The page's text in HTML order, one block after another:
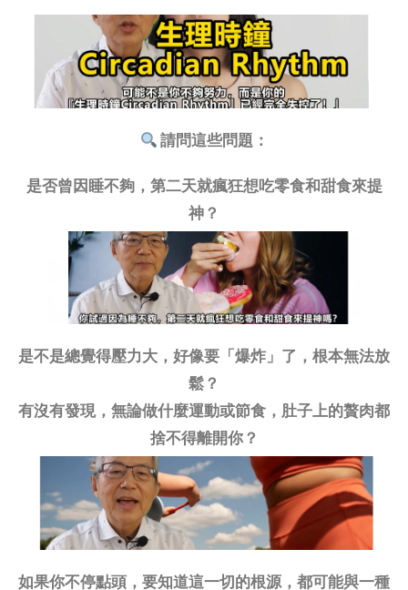
請問這些問題：
是否曾因睡不夠，第二天就瘋狂想吃零食和甜食來提
神？
是不是總覺得壓力大，好像要「爆炸」了，根本無法放
鬆？
有沒有發現，無論做什麼運動或節食，肚子上的贅肉都
捨不得離開你？
如果你不停點頭，要知道這一切的根源，都可能與一種